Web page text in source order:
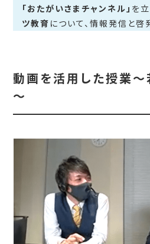
「おたがいさまチャンネル」 を立
ツ教育 について、情報発信と啓
動画を活用した授業
～